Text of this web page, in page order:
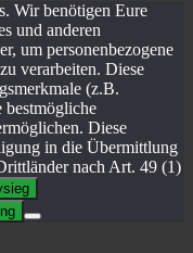
Wir benötigen Eure
und anderen
um personenbezogene
verarbeiten. Diese
(z.B.
bestmögliche
Diese
in die Übermittlung
nach Art. 49 (1)